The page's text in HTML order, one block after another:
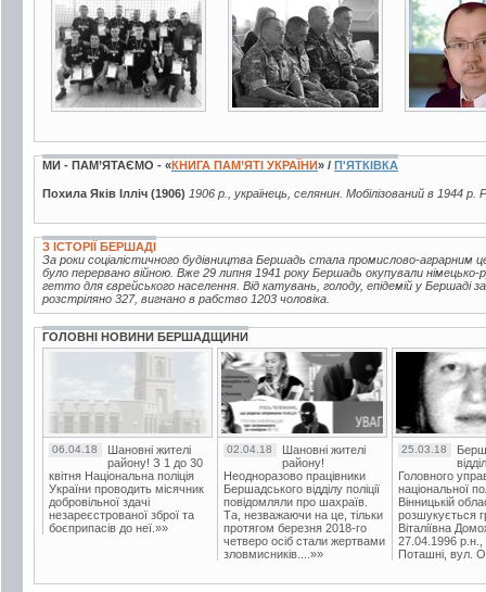
2 фото 2 фото 2 фото
МИ - ПАМ’ЯТАЄМО - «КНИГА ПАМ’ЯТІ УКРАЇНИ» / П'ЯТКІВКА
Похила Яків Ілліч (1906) 1906 р., українець, селянин. Мобілізований в 1944
З ІСТОРІЇ БЕРШАДІ
За роки соціалістичного будівництва Бершадь стала промислово-аграрним
було перервано війною. Вже 29 липня 1941 року Бершадь окупували
гетто для єврейського населення. Від катувань, голоду, епідемій у Бершаді
розстріляно 327, вигнано в рабство 1203 чоловіка.
ГОЛОВНІ НОВИНИ БЕРШАДЩИНИ
06.04.18
Шановні жителі
району! З 1 до 30
квітня Національна поліція
України проводить місячник
добровільної здачі
незареєстрованої зброї та
боєприпасів до неї.»»
02.04.18
Шановні жителі
району!
Неодноразово працівники
Бершадського відділу поліції
повідомляли про шахраїв.
Та, незважаючи на це, тільки
протягом березня 2018-го
четверо осіб стали жертвами
зловмисників....»»
25.03.18
Головного
національної
Вінницькій
розшукується
Віталіївна
27.04.1996 р.н.,
Поташні, вул.